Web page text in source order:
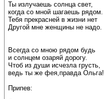
Ты излучаешь солнца свет,
когда со мной шагаешь рядом.
Тебя прекрасней в жизни нет
Другой мне женщины не надо.
Всегда со мною рядом будь
и солнцем озаряй дорогу.
Чтоб из души исчезла грусть,
ведь ты же фея,правда Ольга!
Припев: